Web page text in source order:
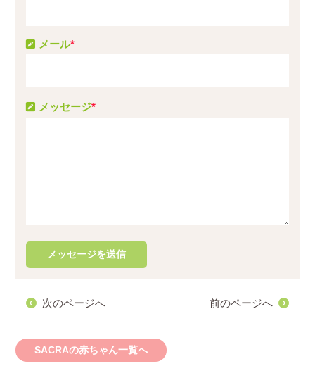
メッセージ*
メール*
次のページへ 前のページへ
SACRAの赤ちゃん一覧へ